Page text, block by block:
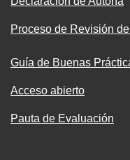
Proceso de Revisión
Guía de Buenas
Acceso abierto
Pauta de Evaluación